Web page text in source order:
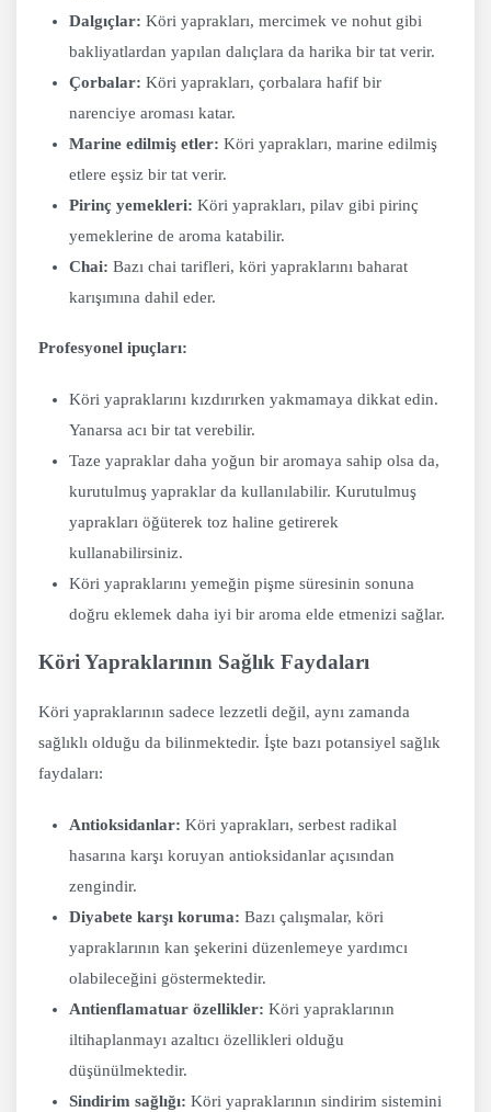
Dalgıçlar: Köri yaprakları, mercimek ve nohut gibi
bakliyatlardan yapılan dalıçlara da harika bir tat verir.
Çorbalar: Köri yaprakları, çorbalara hafif bir
narenciye aroması katar.
Marine edilmiş etler: Köri yaprakları, marine edilmiş
etlere eşsiz bir tat verir.
Pirinç yemekleri: Köri yaprakları, pilav gibi pirinç
yemeklerine de aroma katabilir.
Chai: Bazı chai tarifleri, köri yapraklarını baharat
karışımına dahil eder.
Profesyonel ipuçları:
Köri yapraklarını kızdırırken yakmamaya dikkat edin.
Yanarsa acı bir tat verebilir.
Taze yapraklar daha yoğun bir aromaya sahip olsa da,
kurutulmuş yapraklar da kullanılabilir. Kurutulmuş
yaprakları öğüterek toz haline getirerek
kullanabilirsiniz.
Köri yapraklarını yemeğin pişme süresinin sonuna
doğru eklemek daha iyi bir aroma elde etmenizi sağlar.
Köri Yapraklarının Sağlık Faydaları
Köri yapraklarının sadece lezzetli değil, aynı zamanda
sağlıklı olduğu da bilinmektedir. İşte bazı potansiyel sağlık
faydaları:
Antioksidanlar: Köri yaprakları, serbest radikal
hasarına karşı koruyan antioksidanlar açısından
zengindir.
Diyabete karşı koruma: Bazı çalışmalar, köri
yapraklarının kan şekerini düzenlemeye yardımcı
olabileceğini göstermektedir.
Antienflamatuar özellikler: Köri yapraklarının
iltihaplanmayı azaltıcı özellikleri olduğu
düşünülmektedir.
Sindirim sağlığı: Köri yapraklarının sindirim sistemini